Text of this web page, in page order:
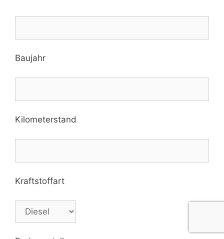
Baujahr
Kilometerstand
Kraftstoffart